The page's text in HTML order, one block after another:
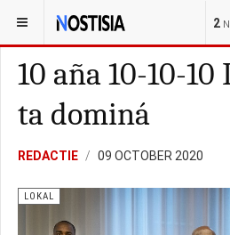
2
YOU ARE HERE: CURAÇAO LOKAL
10 aña 10-10-10
ta dominá
REDACTIE 09 OCTOBER 2020
LOKAL